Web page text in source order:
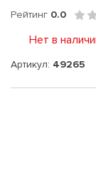
Рейтинг 0.0
Нет в
Артикул: 49265